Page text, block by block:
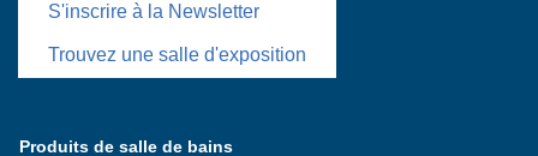
S'inscrire à la Newsletter
Trouvez une salle d'exposition
Produits de salle de bains